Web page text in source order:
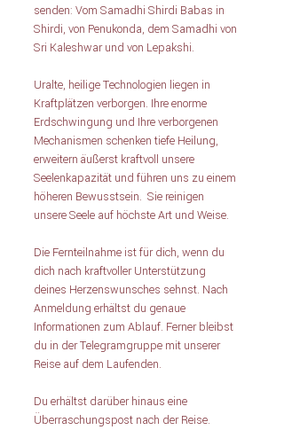
senden: Vom Samadhi Shirdi Babas in
Shirdi, von Penukonda, dem Samadhi von
Sri Kaleshwar und von Lepakshi.
Uralte, heilige Technologien liegen in
Kraftplätzen verborgen. Ihre enorme
Erdschwingung und Ihre verborgenen
Mechanismen schenken tiefe Heilung,
erweitern äußerst kraftvoll unsere
Seelenkapazität und führen uns zu einem
höheren Bewusstsein.  Sie reinigen
unsere Seele auf höchste Art und Weise.
Die Fernteilnahme ist für dich, wenn du
dich nach kraftvoller Unterstützung
deines Herzenswunsches sehnst. Nach
Anmeldung erhältst du genaue
Informationen zum Ablauf. Ferner bleibst
du in der Telegramgruppe mit unserer
Reise auf dem Laufenden.
Du erhältst darüber hinaus eine
Überraschungspost nach der Reise.